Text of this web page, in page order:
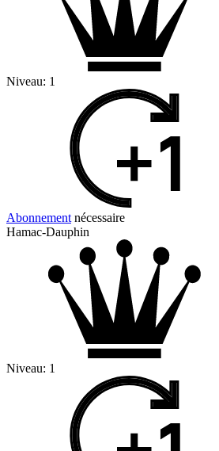
Niveau: 1
Abonnement nécessaire
Hamac-Dauphin
Niveau: 1